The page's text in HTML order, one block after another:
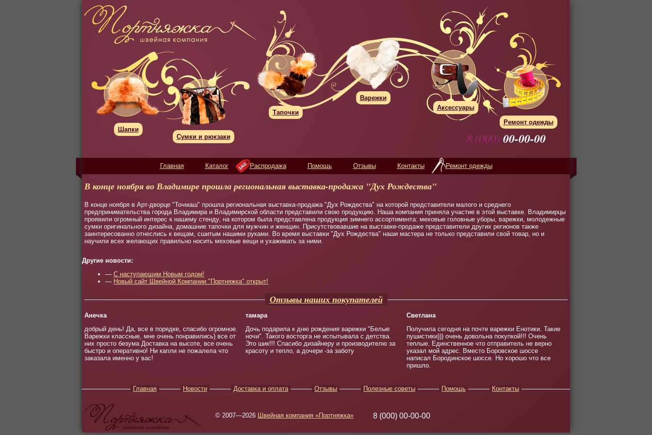
Шапки
Сумки и рюкзаки
Тапочки
Варежки
Аксессуары
Ремонт одежды
8 (000) 00-00-00
Главная Каталог Распродажа Помощь Отзывы Контакты Ремонт одежды
В конце ноября во Владимире прошла региональная выставка-продажа "Дух Рождества"
В конце ноября в Арт-дворце "Точмаш" прошла региональная выставка-продажа "Дух Рождества" на которой представители малого и среднего
предпринимательства города Владимира и Владимирской области представили свою продукцию. Наша компания приняла участие в этой выставке. Владимирцы
проявили огромный интерес к нашему стенду, на котором была представлена продукция зимнего ассортимента: меховые головные уборы, варежки, молодежные
сумки оригинального дизайна, домашние тапочки для мужчин и женщин. Присутствовавшие на выставке-продаже представители других регионов также
заинтересованно отнеслись к вещам, сшитым нашими руками. Во время выставки "Дух Рождества" наши мастера не только представили свой товар, но и
научили всех желающих правильно носить меховые вещи и ухаживать за ними.
Другие новости:
— C наступающим Новым годом!
— Новый сайт Швейной Компании "Портняжка" открыт!
Отзывы наших покупателей
Анечка
добрый день! Да, все в порядке, спасибо огромное.
Варежки классные, мне очень понравились) все от
них просто безума Доставка на высоте, все очень
быстро и оперативно! Ни капли не пожалела что
заказала именно у вас!
тамара
Дочь подарила к дню рождения варежки "Белые
ночи". Такого восторга не испытывала с детства.
Это шик!!! Спасибо дизайнеру и производителю за
красоту и тепло, а дочери -за заботу
Светлана
Получила сегодня на почте варежки Енотики. Такие
пушистики))) очень довольна покупкой!!! Очень
теплые. Единственное что отправитель не верно
указал мой адрес. Вместо Боровское шоссе
написал Бородинское шоссе. Но хорошо что все
пришло.
Главная Новости Доставка и оплата Отзывы Полезные советы Помощь Контакты
© 2007—2026 Швейная компания «Портняжка» 8 (000) 00-00-00